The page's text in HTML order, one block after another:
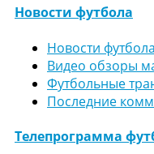
Новости футбола
Новости
Видео обзоры
Футбольные
Последние
Телепрограмма